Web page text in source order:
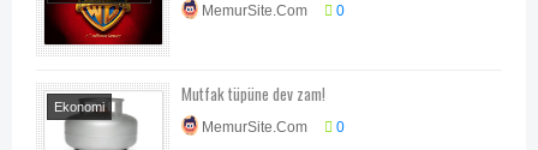
MemurSite.Com 0
Ekonomi
Ekonomi-Piyasa-
Mutfak tüpüne dev zam!
MemurSite.Com 0